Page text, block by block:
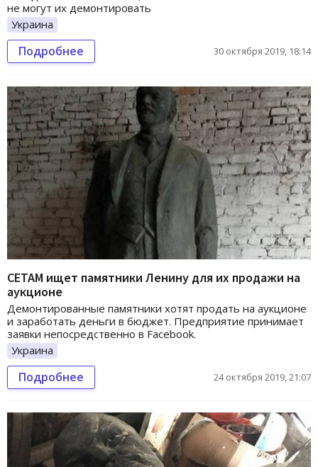
не могут их демонтировать
Украина
Подробнее 30 октября 2019, 18:14
СЕТАМ ищет памятники Ленину для их продажи на
аукционе
Демонтированные памятники хотят продать на аукционе
и заработать деньги в бюджет. Предприятие принимает
заявки непосредственно в Facebook.
Украина
Подробнее 24 октября 2019, 21:07